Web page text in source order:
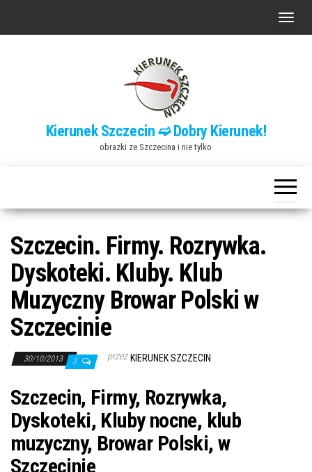
P
n
a
w
Kierunek Szczecin ➫ Dobry Kierunek!
obrazki ze Szczecina i nie tylko
Szczecin. Firmy. Rozrywka.
Dyskoteki. Kluby. Klub
Muzyczny Browar Polski w
Szczecinie
30/10/2013 3 przez KIERUNEK SZCZECIN
Szczecin, Firmy, Rozrywka,
Dyskoteki, Kluby nocne, klub
muzyczny, Browar Polski, w
Szczecinie